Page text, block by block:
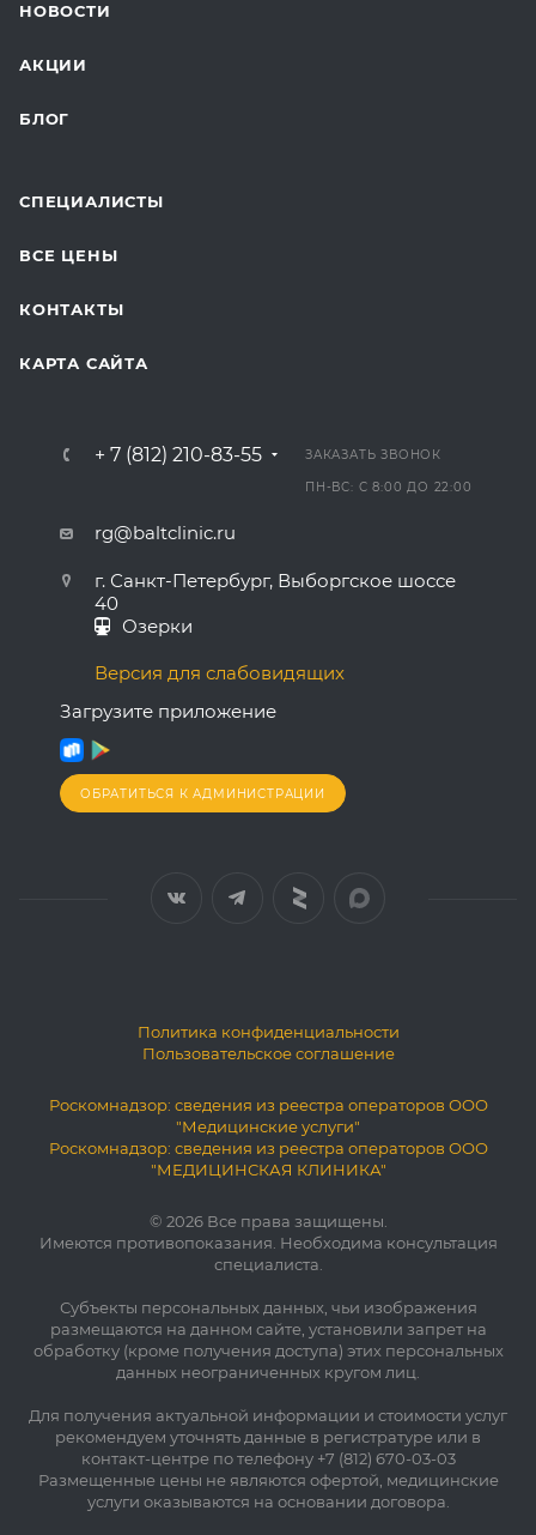
ДЛЯ БУДУЩИХ МАМ
НОВОСТИ
АКЦИИ
БЛОГ
СПЕЦИАЛИСТЫ
ВСЕ ЦЕНЫ
КОНТАКТЫ
КАРТА САЙТА
+ 7 (812) 210-83-55 ЗАКАЗАТЬ ЗВОНОК
ПН-ВС: С 8:00 ДО 22:00
rg@baltclinic.ru
г. Санкт-Петербург, Выборгское шоссе
40
Озерки
Версия для слабовидящих
Загрузите приложение
ОБРАТИТЬСЯ К АДМИНИСТРАЦИИ
Политика конфиденциальности
Пользовательское соглашение
Роскомнадзор: сведения из реестра операторов ООО
"Медицинские услуги"
Роскомнадзор: сведения из реестра операторов ООО
"МЕДИЦИНСКАЯ КЛИНИКА"
© 2026 Все права защищены.
Имеются противопоказания. Необходима консультация
специалиста.
Субъекты персональных данных, чьи изображения
размещаются на данном сайте, установили запрет на
обработку (кроме получения доступа) этих персональных
данных неограниченных кругом лиц.
Для получения актуальной информации и стоимости услуг
рекомендуем уточнять данные в регистратуре или в
контакт-центре по телефону +7 (812) 670-03-03
Размещенные цены не являются офертой, медицинские
услуги оказываются на основании договора.